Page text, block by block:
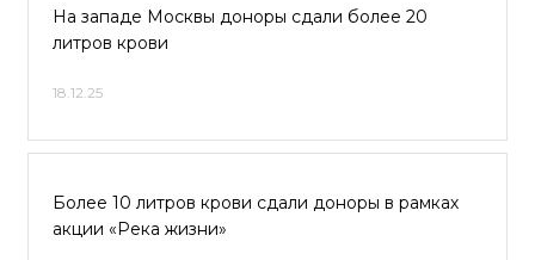
На западе Москвы доноры сдали более 20
литров крови
18.12.25
Более 10 литров крови сдали доноры в рамках
акции «Река жизни»